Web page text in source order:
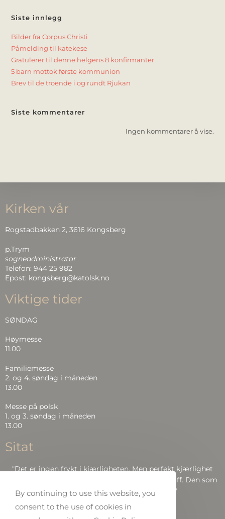
Siste innlegg
Bilder fra Corpus Christi
Påmelding til katekese
Gratulerer til denne helgens 8 konfirmanter
5 barn mottok første kommunion
Brev til de troende i og rundt Rjukan
Siste kommentarer
Ingen kommentarer å vise.
Kirken vår
Rogstadbakken 2, 3616 Kongsberg
p.Trym
sogneadministrator
Telefon: 944 25 982
Epost: kongsberg@katolsk.no
Viktige tider
SØNDAG
Høymesse
11.00
Familiemesse
2. og 4. søndag i måneden
13.00
Messe på polsk
1. og 3. søndag i måneden
13.00
Sitat
"Det er ingen frykt i kjærligheten. Men perfekt kjærlighet
driver frykten ut, fordi frykt har å gjøre med straff. Den som
frykter, blir ikke perfekt i kjærlighet.."
Bibelen: Joh 4:18
By continuing to use this website, you
consent to the use of cookies in